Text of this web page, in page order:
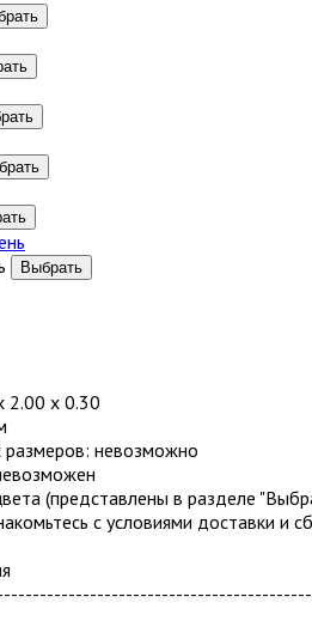
2.00 х 0.30
размеров: невозможно
(представлены в разделе
с условиями доставки и